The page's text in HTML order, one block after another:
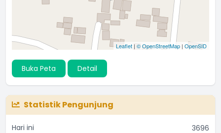
Leaflet | © OpenStreetMap | OpenSID
Buka Peta Detail
Statistik Pengunjung
Hari ini
3696